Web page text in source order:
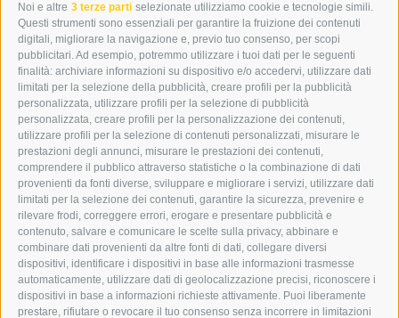
Noi e altre 3 terze parti selezionate utilizziamo cookie e tecnologie simili.
Questi strumenti sono essenziali per garantire la fruizione dei contenuti
digitali, migliorare la navigazione e, previo tuo consenso, per scopi
pubblicitari. Ad esempio, potremmo utilizzare i tuoi dati per le seguenti
finalità: archiviare informazioni su dispositivo e/o accedervi, utilizzare dati
limitati per la selezione della pubblicità, creare profili per la pubblicità
personalizzata, utilizzare profili per la selezione di pubblicità
personalizzata, creare profili per la personalizzazione dei contenuti,
utilizzare profili per la selezione di contenuti personalizzati, misurare le
prestazioni degli annunci, misurare le prestazioni dei contenuti,
comprendere il pubblico attraverso statistiche o la combinazione di dati
provenienti da fonti diverse, sviluppare e migliorare i servizi, utilizzare dati
limitati per la selezione dei contenuti, garantire la sicurezza, prevenire e
rilevare frodi, correggere errori, erogare e presentare pubblicità e
contenuto, salvare e comunicare le scelte sulla privacy, abbinare e
combinare dati provenienti da altre fonti di dati, collegare diversi
dispositivi, identificare i dispositivi in base alle informazioni trasmesse
automaticamente, utilizzare dati di geolocalizzazione precisi, riconoscere i
dispositivi in base a informazioni richieste attivamente. Puoi liberamente
prestare, rifiutare o revocare il tuo consenso senza incorrere in limitazioni
I-39049 VIPITENO
TEL.: +39 0472 766876
GRAFIK@DERERKER.IT
INFO@DERERKER.IT
BARBARA.FONTANA@DERERKER.IT
ERKER
PUBBLICITÀ NELL’ERKER
PUBBLICITÀ ONLINE
ADDEBITO DIRETTO SEPA
REGOLAMENTO COMMENTI
ONLINE VOTING
SERVICE